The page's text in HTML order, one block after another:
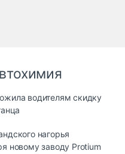
водителям скидку
нагорья
новому заводу Protium